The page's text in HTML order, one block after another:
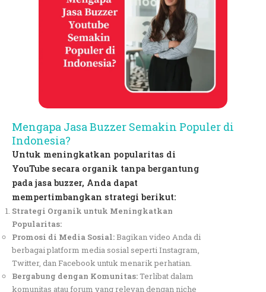
Mengapa Jasa Buzzer Semakin Populer di
Indonesia?
Untuk meningkatkan popularitas di
YouTube secara organik tanpa bergantung
pada jasa buzzer, Anda dapat
mempertimbangkan strategi berikut:
Strategi Organik untuk Meningkatkan
Popularitas:
Promosi di Media Sosial:Bagikan video Anda di
berbagai platform media sosial seperti Instagram,
Twitter, dan Facebook untuk menarik perhatian.
Bergabung dengan Komunitas:Terlibat dalam
komunitas atau forum yang relevan dengan niche